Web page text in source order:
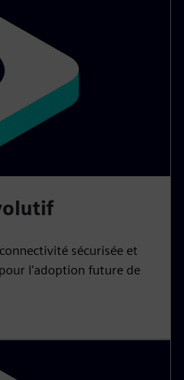
sécurisée et
l'adoption future de